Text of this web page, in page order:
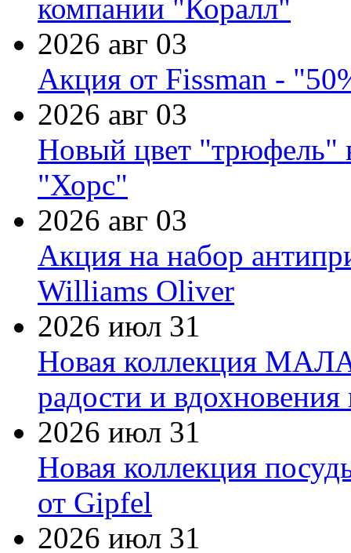
компании "Коралл"
2026 авг 03
Акция от Fissman -
2026 авг 03
Новый цвет "трюфель"
"Хорс"
2026 авг 03
Акция на набор
Williams Oliver
2026 июл 31
Новая коллекция
радости и
2026 июл 31
Новая коллекция
от Gipfel
2026 июл 31